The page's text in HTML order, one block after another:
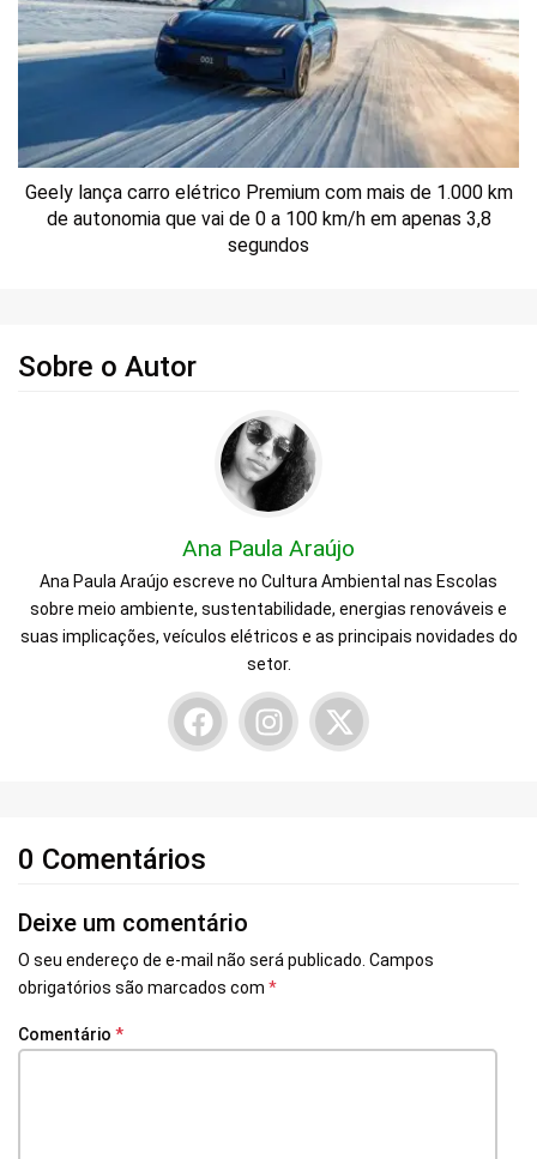
Geely lança carro elétrico Premium com mais de 1.000 km
de autonomia que vai de 0 a 100 km/h em apenas 3,8
segundos
Sobre o Autor
Ana Paula Araújo
Ana Paula Araújo escreve no Cultura Ambiental nas Escolas
sobre meio ambiente, sustentabilidade, energias renováveis e
suas implicações, veículos elétricos e as principais novidades do
setor.
0 Comentários
Deixe um comentário
O seu endereço de e-mail não será publicado. Campos
obrigatórios são marcados com *
Comentário *